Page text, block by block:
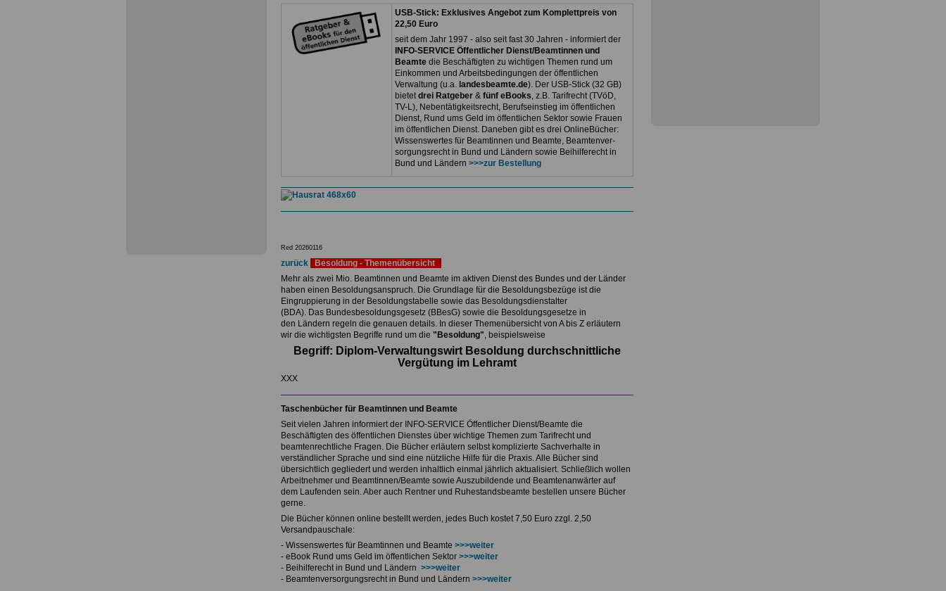
USB-Stick: Exklusives Angebot zum Komplettpreis von
22,50 Euro
seit dem Jahr 1997 - also seit fast 30 Jahren - informiert der
INFO-SERVICE Öffentlicher Dienst/Beamtinnen und
Beamtedie Beschäftigten zu wichtigen Themen rund um
Einkommen und Arbeitsbedingungen der öffentlichen
Verwaltung (u.a. landesbeamte.de). Der USB-Stick (32 GB)
bietetdrei Ratgeber& fünf eBooks, z.B. Tarifrecht (TVöD,
TV-L), Nebentätigkeitsrecht, Berufseinstieg im öffentlichen
Dienst, Rund ums Geld im öffentlichen Sektor sowie Frauen
im öffentlichen Dienst. Daneben gibt es drei OnlineBücher:
Wissenswertes für Beamtinnen und Beamte, Beamtenver-
sorgungsrecht in Bund und Ländern sowie Beihilferecht in
Bund und Ländern >>>zur Bestellung
Red 20260116
zurück
Besoldung - Themenübersicht
Mehr als zwei Mio. Beamtinnen und Beamte im aktiven Dienst des Bundes und der Länder
haben einen Besoldungsanspruch. Die Grundlage für die Besoldungsbezüge ist die
Eingruppierung in der Besoldungstabelle sowie das Besoldungsdienstalter
(BDA). Das Bundesbesoldungsgesetz (BBesG) sowie die Besoldungsgesetze in
den Ländern regeln die genauen details. In dieser Themenübersicht von A bis Z erläutern
wir die wichtigsten Begriffe rund um die "Besoldung", beispielsweise
Begriff: Diplom-Verwaltungswirt Besoldung durchschnittliche
Vergütung im Lehramt
XXX
Taschenbücher für Beamtinnen und Beamte
Seit vielen Jahren informiert der INFO-SERVICE Öffentlicher Dienst/Beamte die
Beschäftigten des öffentlichen Dienstes über wichtige Themen zum Tarifrecht und
beamtenrechtliche Fragen. Die Bücher erläutern selbst komplizierte Sachverhalte in
verständlicher Sprache und sind eine nützliche Hilfe für die Praxis. Alle Bücher sind
übersichtlich gegliedert und werden inhaltlich einmal jährlich aktualisiert. Schließlich wollen
Arbeitnehmer und Beamtinnen/Beamte sowie Auszubildende und Beamtenanwärter auf
dem Laufenden sein. Aber auch Rentner und Ruhestandsbeamte bestellen unsere Bücher
gerne.
Die Bücher können online bestellt werden, jedes Buch kostet 7,50 Euro zzgl. 2,50
Versandpauschale:
- Wissenswertes für Beamtinnen und Beamte >>>weiter
- eBook Rund ums Geld im öffentlichen Sektor >>>weiter
- Beihilferecht in Bund und Ländern >>>weiter
- Beamtenversorgungsrecht in Bund und Ländern >>>weiter